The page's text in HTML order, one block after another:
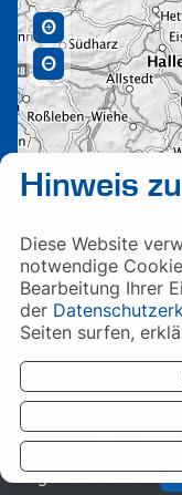
Hinweis
Diese Website
notwendige
Bearbeitung Ihrer
der
Seiten surfen,
Impressum
Folgen Sie uns auf